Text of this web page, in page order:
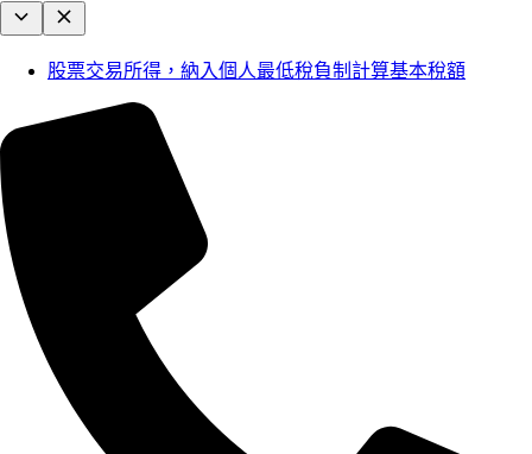
股票交易所得，納入個人最低稅負制計算基本稅額